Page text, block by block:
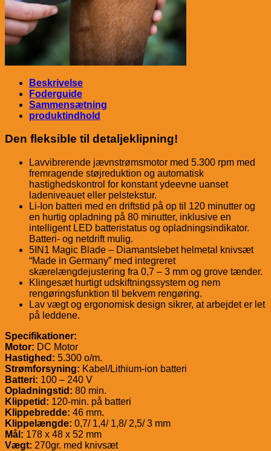
Beskrivelse
Foderguide
Sammensætning
produktindhold
Den fleksible til detaljeklipning!
Lavvibrerende jævnstrømsmotor med 5.300 rpm med
fremragende støjreduktion og automatisk
hastighedskontrol for konstant ydeevne uanset
ladeniveauet eller pelstekstur.
Li-Ion batteri med en driftstid på op til 120 minutter og
en hurtig opladning på 80 minutter, inklusive en
intelligent LED batteristatus og opladningsindikator.
Batteri- og netdrift mulig.
5IN1 Magic Blade – Diamantslebet helmetal knivsæt
“Made in Germany” med integreret
skærelængdejustering fra 0,7 – 3 mm og grove tænder.
Klingesæt hurtigt udskiftningssystem og nem
rengøringsfunktion til bekvem rengøring.
Lav vægt og ergonomisk design sikrer, at arbejdet er let
på leddene.
Specifikationer:
Motor: DC Motor
Hastighed: 5.300 o/m.
Strømforsyning: Kabel/Lithium-ion batteri
Batteri: 100 – 240 V
Opladningstid: 80 min.
Klippetid: 120-min. på batteri
Klippebredde: 46 mm.
Klippelængde: 0,7/ 1,4/ 1,8/ 2,5/ 3 mm
Mål: 178 x 48 x 52 mm
Vægt: 270gr. med knivsæt